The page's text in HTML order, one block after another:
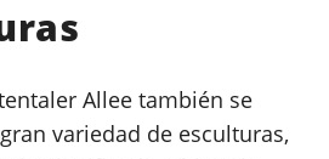
Allee también se
variedad de esculturas,